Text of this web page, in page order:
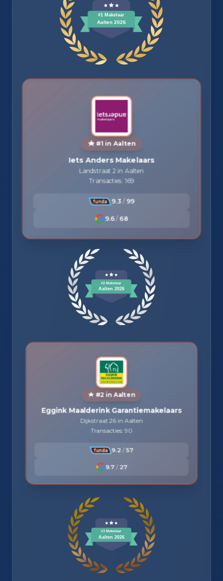
#1 in Aalten
Iets Anders Makelaars
Landstraat 2 in Aalten
Transacties: 169
9.3 / 99
9.6/ 68
#2 in Aalten
Eggink Maalderink Garantiemakelaars
Dijkstraat 26 in Aalten
Transacties: 90
9.2 /57
9.7 / 27